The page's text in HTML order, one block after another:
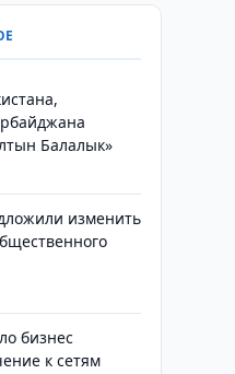
Балалык»
изменить
бизнес
к сетям